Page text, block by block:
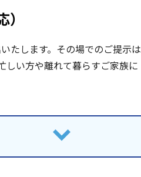
たします。その場でのご提示は
しい方や離れて暮らすご家族に